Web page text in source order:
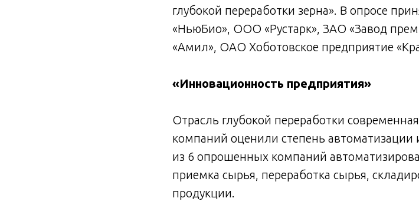
глубокой переработки зерна». В опросе
«НьюБио», ООО «Рустарк», ЗАО «Завод
«Амил», ОАО Хоботовское предприятие
«Инновационность предприятия»
Отрасль глубокой переработки
компаний оценили степень автоматизации
из 6 опрошенных компаний
приемка сырья, переработка сырья,
продукции.